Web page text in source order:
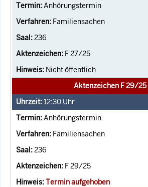
Anhörungstermin
Familiensachen
236
F 27/25
Nicht öffentlich
Aktenzeichen F 29/25
12:30 Uhr
Anhörungstermin
Familiensachen
236
F 29/25
Termin aufgehoben